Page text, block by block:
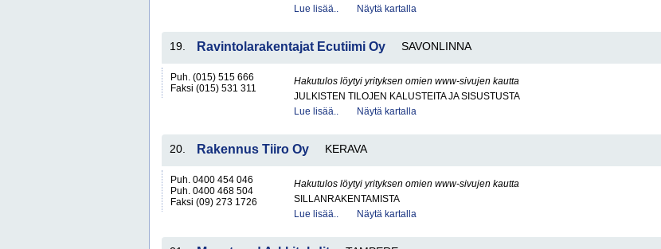
Lue lisää..
Näytä kartalla
19. Ravintolarakentajat Ecutiimi Oy SAVONLINNA
Puh. (015) 515 666
Faksi (015) 531 311
Hakutulos löytyi yrityksen omien www-sivujen kautta
JULKISTEN TILOJEN KALUSTEITA JA SISUSTUSTA
Lue lisää..
Näytä kartalla
20. Rakennus Tiiro Oy KERAVA
Puh. 0400 454 046
Puh. 0400 468 504
Faksi (09) 273 1726
Hakutulos löytyi yrityksen omien www-sivujen kautta
SILLANRAKENTAMISTA
Lue lisää..
Näytä kartalla